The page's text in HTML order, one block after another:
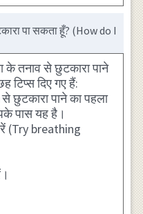
पा सकता हूँ? (How do I
के तनाव से छुटकारा पाने
टिप्स दिए गए हैं:
छुटकारा पाने का पहला
पास यह है।
(Try breathing